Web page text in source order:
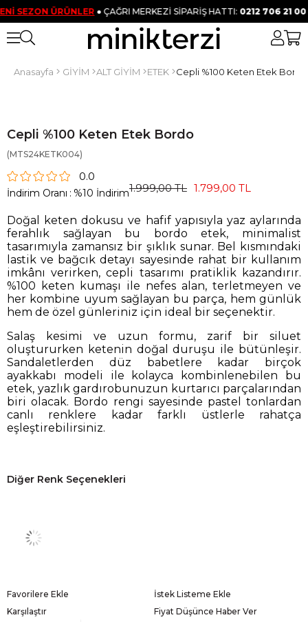
ÜRÜNLER● ÇAĞRI MERKEZİ SİPARİŞ HATTI:0212 706 21 00
Anasayfa GİYİM ALT GİYİM ETEK Cepli %100 Keten Etek Bordo
Cepli %100 Keten Etek Bordo
(MTS24KETK004)
0.0
İndirim Oranı : %10 İndirim1.999,00 TL 1.799,00 TL
Doğal keten dokusu ve hafif yapısıyla yaz aylarında
ferahlık sağlayan bu bordo etek, minimalist
tasarımıyla zamansız bir şıklık sunar. Bel kısmındaki
lastik ve bağcık detayı sayesinde rahat bir kullanım
imkânı verirken, cepli tasarımı pratiklik kazandırır.
%100 keten kumaşı ile nefes alan, terletmeyen ve
her kombine uyum sağlayan bu parça, hem günlük
hem de özel günleriniz için ideal bir seçenektir.
Salaş kesimi ve uzun formu, zarif bir siluet
oluştururken ketenin doğal duruşu ile bütünleşir.
Sandaletlerden düz babetlere kadar birçok
ayakkabı modeli ile kolayca kombinlenebilen bu
etek, yazlık gardırobunuzun kurtarıcı parçalarından
biri olacak. Bordo rengi sayesinde pastel tonlardan
canlı renklere kadar farklı üstlerle rahatça
eşleştirebilirsiniz.
Diğer Renk Seçenekleri
Favorilere Ekle
İstek Listeme Ekle
Karşılaştır
Fiyat Düşünce Haber Ver